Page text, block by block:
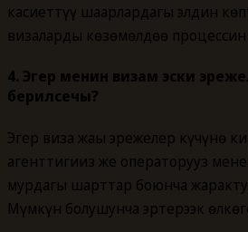
касиеттүү шаарлардагы элдин
визаларды көзөмөлдөө
4. Эгер менин визам эски
берилсечы?
Эгер виза жаңы эрежелер күчүнө
агенттигиңиз же операторуңуз
мурдагы шарттар боюнча
Мүмкүн болушунча эртерээк